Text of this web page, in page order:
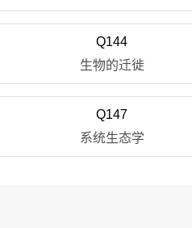
Q144
生物的迁徙
Q147
系统生态学